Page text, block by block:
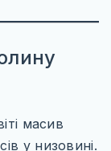
масив
у низовині.